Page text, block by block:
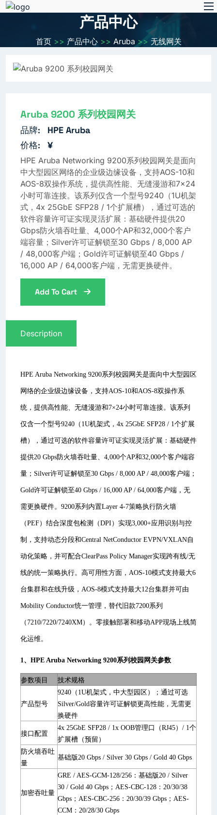
产品中心
首页>> 产品中心>> Aruba >> 无线网关
Aruba 9200 系列校园网关
品牌:
HPE Aruba
价格:
¥
HPE Aruba Networking 9200系列校园网关是面向
中大型园区网络的企业级边缘设备，支持AOS-10和
AOS-8双操作系统，提供高性能、无缝漫游和7×24
小时可靠连接。该系列仅含一个型号9240（1U机架
式，4x 25GbE SFP28 / 1个扩展槽），通过可选的
软件容量许可证实现灵活扩展：基础硬件提供20
Gbps防火墙吞吐量、4,000个AP和32,000个客户
端容量；Silver许可证解锁至30 Gbps / 8,000 AP
/ 48,000客户端；Gold许可证解锁至40 Gbps /
16,000 AP / 64,000客户端，无需更换硬件。
Add To Cart
Description
HPE Aruba Networking 9200系列校园网关是面向中大型园区
网络的企业级边缘设备，支持AOS-10和AOS-8双操作系
统，提供高性能、无缝漫游和7×24小时可靠连接。该系列
仅含一个型号9240（1U机架式，4x 25GbE SFP28 / 1个扩展
槽），通过可选的软件容量许可证实现灵活扩展：基础硬件
提供20 Gbps防火墙吞吐量、4,000个AP和32,000个客户端容
量；Silver许可证解锁至30 Gbps / 8,000 AP / 48,000客户端；
Gold许可证解锁至40 Gbps / 16,000 AP / 64,000客户端，无
需更换硬件。9200系列内置Layer 4-7策略执行防火墙
（PEF）结合深度包检测（DPI）实现3,000+应用识别与控
制，支持动态分段和Central NetConductor EVPN/VXLAN自
动化策略，并可配合ClearPass Policy Manager实现跨有线/无
线的统一策略执行。高可用性方面，AOS-10模式支持最大6
台集群和在线升级，AOS-8模式支持最大12台集群并可由
Mobility Conductor统一管理，替代旧款7200系列
（7210/7220/7240XM）。零接触部署和移动APP现场上线简
化运维。
1、HPE Aruba Networking 9200系列校园网关参数
参数项目 技术规格
产品型号
9240（1U机架式，中大型园区）；通过可选
Silver/Gold容量许可证解锁更高性能，无需更
换硬件
接口配置
4x 25GbE SFP28 / 1x OOB管理口（RJ45）/ 1个
扩展槽（预留）
防火墙吞吐
量
基础版20 Gbps / Silver 30 Gbps / Gold 40 Gbps
加密吞吐量
GRE / AES-GCM-128/256：基础版20 / Silver
30 / Gold 40 Gbps；AES-CBC-128：20/30/38
Gbps；AES-CBC-256：20/30/39 Gbps；AES-
CCM：20/28/30 Gbps